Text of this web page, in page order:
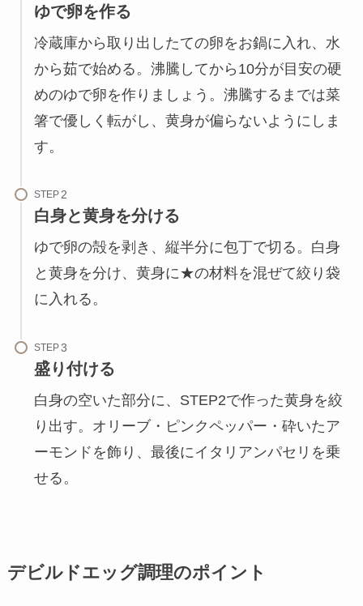
ゆで卵を作る
冷蔵庫から取り出したての卵をお鍋に入れ、水
から茹で始める。沸騰してから10分が目安の硬
めのゆで卵を作りましょう。沸騰するまでは菜
箸で優しく転がし、黄身が偏らないようにしま
す。
STEP
白身と黄身を分ける
ゆで卵の殻を剥き、縦半分に包丁で切る。白身
と黄身を分け、黄身に★の材料を混ぜて絞り袋
に入れる。
STEP
盛り付ける
白身の空いた部分に、STEP2で作った黄身を絞
り出す。オリーブ・ピンクペッパー・砕いたア
ーモンドを飾り、最後にイタリアンパセリを乗
せる。
デビルドエッグ調理のポイント